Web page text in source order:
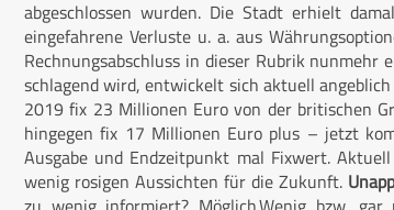
abgeschlossen wurden. Die Stadt erhielt
eingefahrene Verluste u. a. aus
Rechnungsabschluss in dieser Rubrik
schlagend wird, entwickelt sich aktuell
2019 fix 23 Millionen Euro von der britischen
hingegen fix 17 Millionen Euro plus – jetzt
Ausgabe und Endzeitpunkt mal Fixwert.
wenig rosigen Aussichten für die Zukunft.